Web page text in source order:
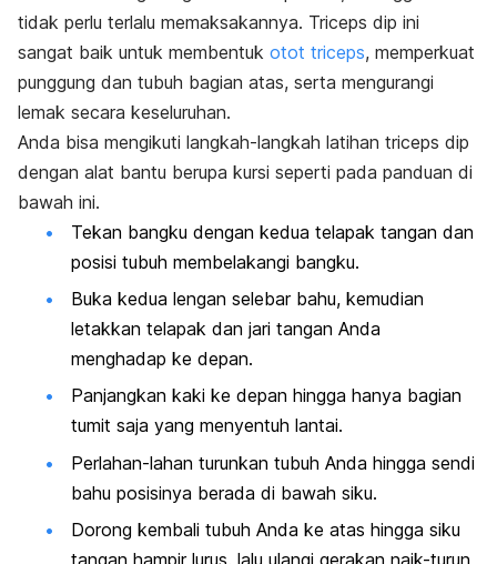
tidak perlu terlalu memaksakannya. Triceps dip ini
sangat baik untuk membentuk otot triceps, memperkuat
punggung dan tubuh bagian atas, serta mengurangi
lemak secara keseluruhan.
Anda bisa mengikuti langkah-langkah latihan triceps dip
dengan alat bantu berupa kursi seperti pada panduan di
bawah ini.
Tekan bangku dengan kedua telapak tangan dan
posisi tubuh membelakangi bangku.
Buka kedua lengan selebar bahu, kemudian
letakkan telapak dan jari tangan Anda
menghadap ke depan.
Panjangkan kaki ke depan hingga hanya bagian
tumit saja yang menyentuh lantai.
Perlahan-lahan turunkan tubuh Anda hingga sendi
bahu posisinya berada di bawah siku.
Dorong kembali tubuh Anda ke atas hingga siku